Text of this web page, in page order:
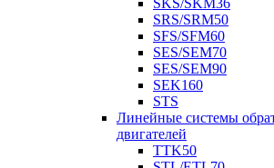
SKS/SKM36
SRS/SRM50
SFS/SFM60
SES/SEM70
SES/SEM90
SEK160
STS
Линейные системы
двигателей
TTK50